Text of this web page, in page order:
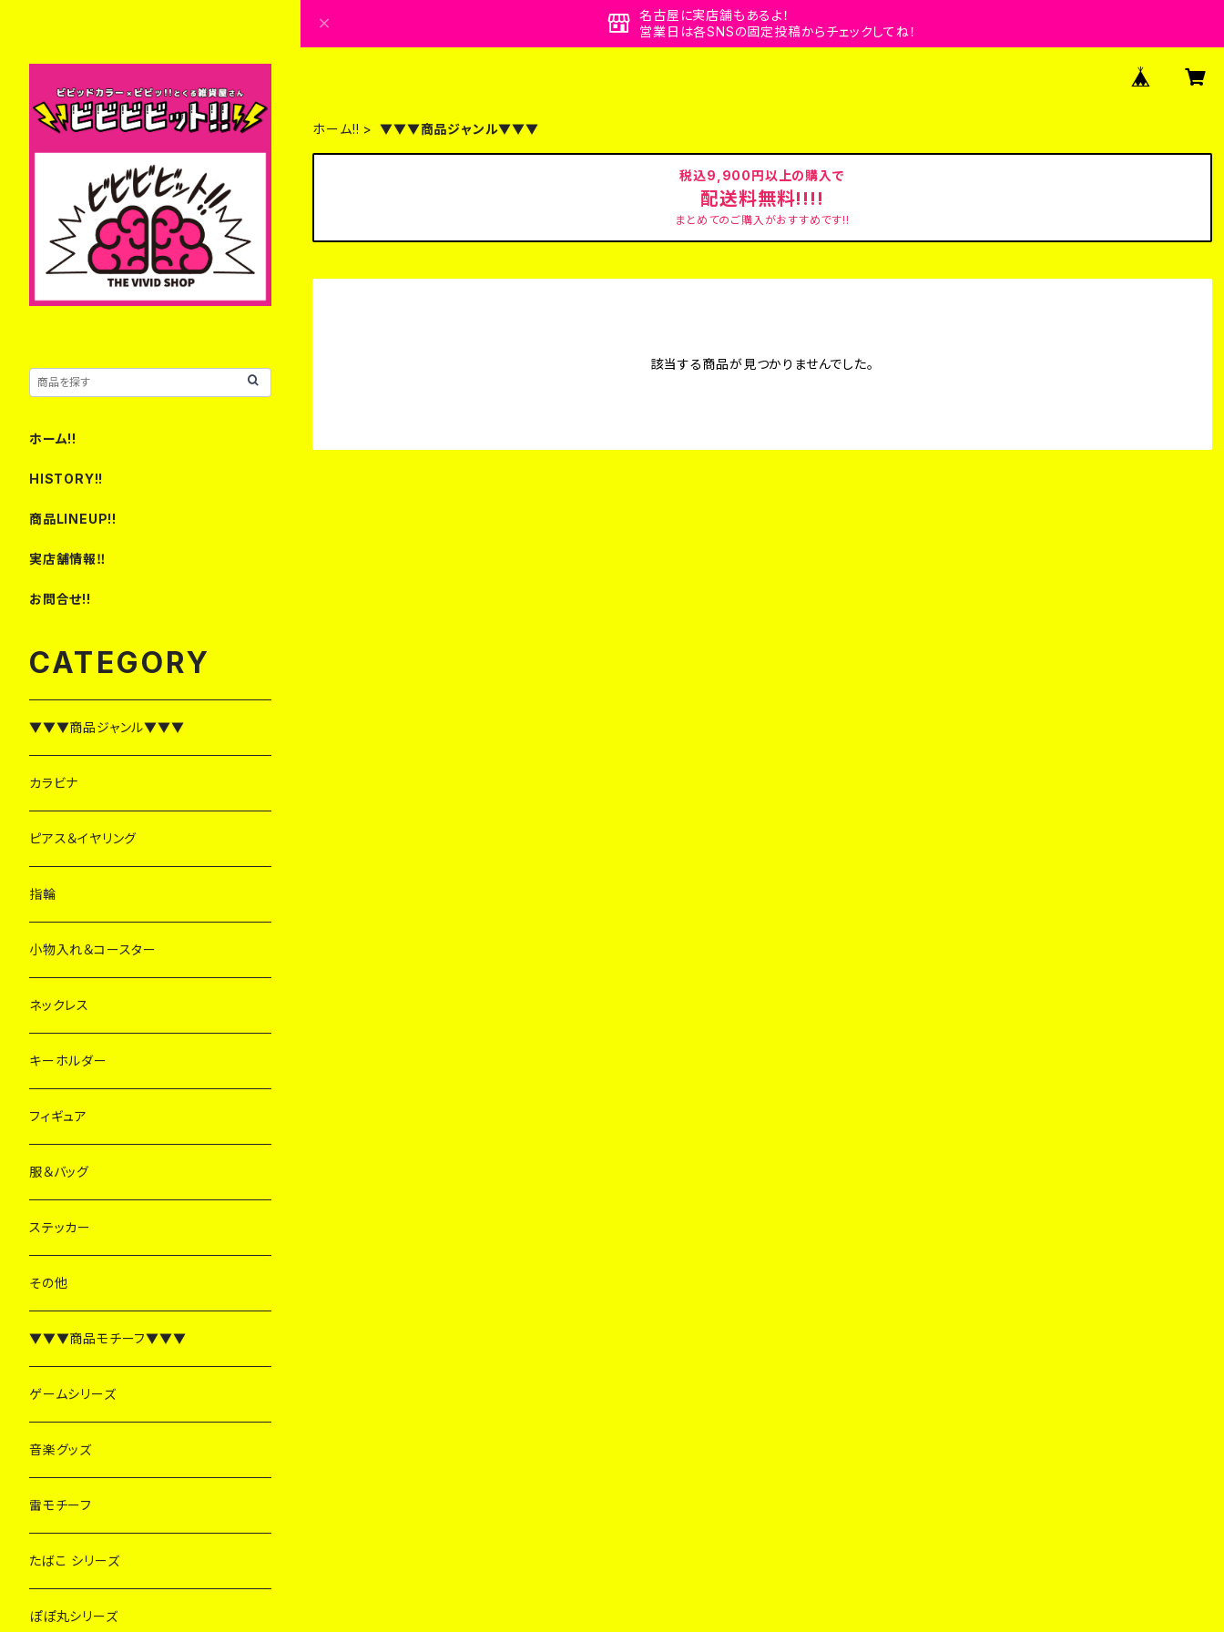
名古屋に実店舗もあるよ！
営業日は各SNSの固定投稿からチェックしてね！
ホーム!! ▼▼▼商品ジャンル▼▼▼
税込9,900円以上の購入で
配送料無料!!!!
まとめてのご購入がおすすめです!!
該当する商品が見つかりませんでした。
ホーム!!
HISTORY!!
商品LINEUP!!
実店舗情報‼
お問合せ!!
CATEGORY
▼▼▼商品ジャンル▼▼▼
カラビナ
ピアス＆イヤリング
指輪
小物入れ＆コースター
ネックレス
キーホルダー
フィギュア
服＆バッグ
ステッカー
その他
▼▼▼商品モチーフ▼▼▼
ゲームシリーズ
音楽グッズ
雷モチーフ
たばこ シリーズ
ぽぽ丸シリーズ